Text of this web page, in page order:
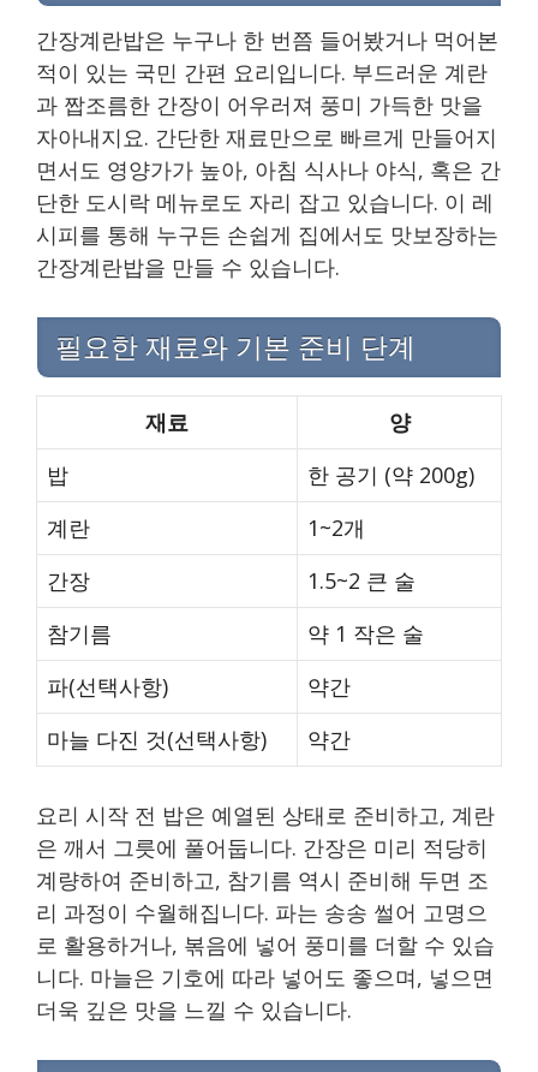
간장계란밥은 누구나 한 번쯤 들어봤거나 먹어본
적이 있는 국민 간편 요리입니다. 부드러운 계란
과 짭조름한 간장이 어우러져 풍미 가득한 맛을
자아내지요. 간단한 재료만으로 빠르게 만들어지
면서도 영양가가 높아, 아침 식사나 야식, 혹은 간
단한 도시락 메뉴로도 자리 잡고 있습니다. 이 레
시피를 통해 누구든 손쉽게 집에서도 맛보장하는
간장계란밥을 만들 수 있습니다.
필요한 재료와 기본 준비 단계
재료
양
밥
한 공기 (약 200g)
계란
1~2개
간장
1.5~2 큰 술
참기름
약 1 작은 술
파(선택사항)
약간
마늘 다진 것(선택사항)
약간
요리 시작 전 밥은 예열된 상태로 준비하고, 계란
은 깨서 그릇에 풀어둡니다. 간장은 미리 적당히
계량하여 준비하고, 참기름 역시 준비해 두면 조
리 과정이 수월해집니다. 파는 송송 썰어 고명으
로 활용하거나, 볶음에 넣어 풍미를 더할 수 있습
니다. 마늘은 기호에 따라 넣어도 좋으며, 넣으면
더욱 깊은 맛을 느낄 수 있습니다.